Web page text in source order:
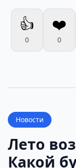
👍
0
❤️
0
Новости
Лето
Какой